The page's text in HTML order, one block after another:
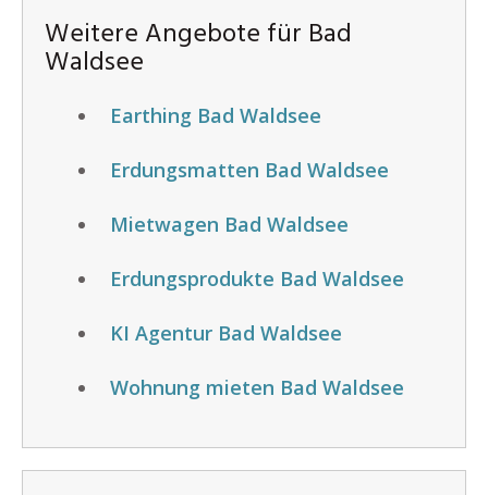
Weitere Angebote für Bad
Waldsee
Earthing Bad Waldsee
Erdungsmatten Bad Waldsee
Mietwagen Bad Waldsee
Erdungsprodukte Bad Waldsee
KI Agentur Bad Waldsee
Wohnung mieten Bad Waldsee